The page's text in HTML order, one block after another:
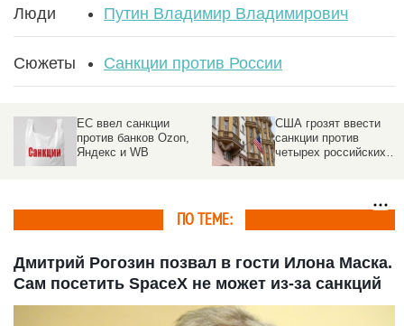
Люди Путин Владимир Владимирович
Сюжеты Санкции против России
ЕС ввел санкции
против банков Ozon,
Яндекс и WB
США грозят ввести
санкции против
четырех российских
ПО ТЕМЕ:
Дмитрий Рогозин позвал в гости Илона Маска.
Сам посетить SpaceX не может из-за санкций